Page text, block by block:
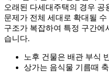
오래된 다세대주택의 경우 공
문제가 전체 세대로 확대될
구조가 복잡하여 특정 구간에
습니다.
노후 건물은 배관 부식
상가는 음식물 기름때